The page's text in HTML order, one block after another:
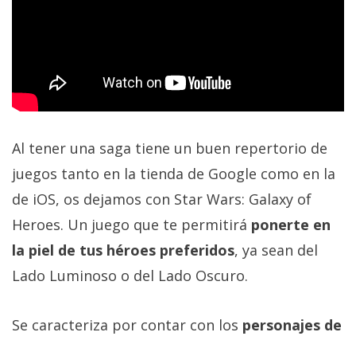
Al tener una saga tiene un buen repertorio de
juegos tanto en la tienda de Google como en la
de iOS, os dejamos con Star Wars: Galaxy of
Heroes. Un juego que te permitirá ponerte en
la piel de tus héroes preferidos, ya sean del
Lado Luminoso o del Lado Oscuro.
Se caracteriza por contar con los personajes de